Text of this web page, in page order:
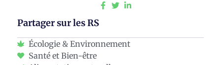
Partager sur les RS
Écologie & Environnement
Santé et Bien-être